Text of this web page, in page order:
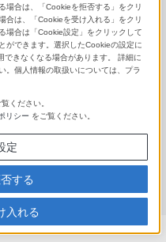
場合は、「Cookieを拒否する」をクリ
合は、「Cookieを受け入れる」をクリ
場合は「Cookie設定」をクリックして
ができます。選択したCookieの設定に
できなくなる場合があります。 詳細に
。個人情報の取扱いについては、プラ
ください。
リシー をご覧ください。
定
する
入れる